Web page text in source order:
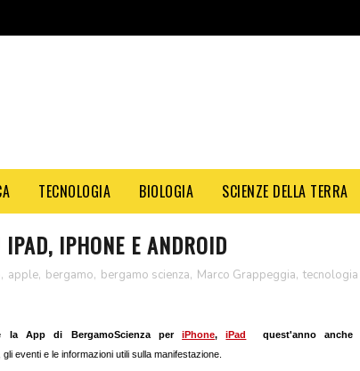
TECNOLOGIA BIOLOGIA SCIENZE DELLA TERRA
IPHONE E ANDROID
, apple, bergamo, bergamo scienza, Marco Grappeggia, tecnologia
la App di BergamoScienza periPhone,iPad
quest'anno anche
gli eventi e le informazioni utili sulla manifestazione.